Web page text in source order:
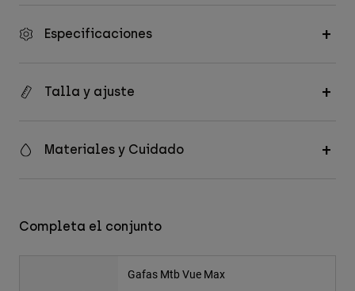
Especificaciones
Talla y ajuste
Materiales y Cuidado
Completa el conjunto
Gafas Mtb Vue Max